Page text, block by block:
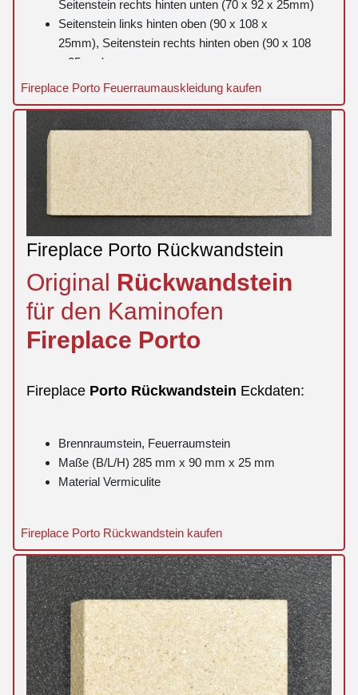
Seitenstein rechts hinten unten (70 x 92 x 25mm)
Seitenstein links hinten oben (90 x 108 x
25mm), Seitenstein rechts hinten oben (90 x 108
x 25mm)
Rückwandstein (285 x 90 x 25mm)
Fireplace Porto Feuerraumauskleidung kaufen
Fireplace Porto Rückwandstein
Original Rückwandstein
für den Kaminofen
Fireplace Porto
Fireplace Porto Rückwandstein Eckdaten:
Brennraumstein, Feuerraumstein
Maße (B/L/H) 285 mm x 90 mm x 25 mm
Material Vermiculite
Fireplace Porto Rückwandstein kaufen